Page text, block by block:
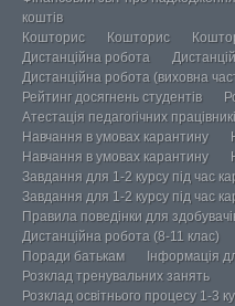
коштів
Кошторис
Кошторис
Дистанційна робота
Дистанційна робота (виховна
Рейтинг досягнень студентів
Атестація педагогічних
Навчання в умовах карантину
Навчання в умовах карантину
Завдання для 1-2 курсу під час
Завдання для 1-2 курсу під час
Правила поведінки для
Дистанційна робота (8-11 клас)
Поради батькам
Інформація
Розклад тренувальних занять
Розклад освітнього процесу 1-3